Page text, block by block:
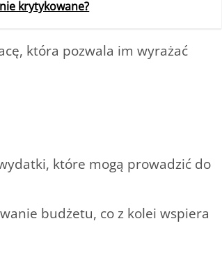
krytykowane?
która pozwala im wyrażać
które mogą prowadzić do
budżetu, co z kolei wspiera